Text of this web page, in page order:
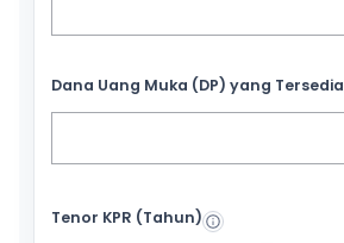
Dana Uang Muka (DP) yang Tersedia
Tenor KPR (Tahun)